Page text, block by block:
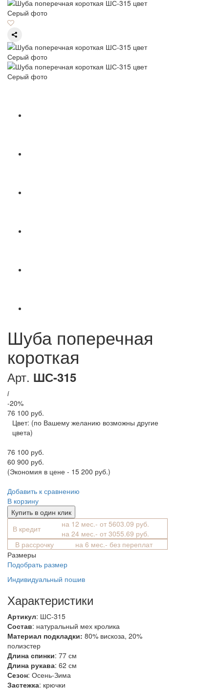
Шуба поперечная
короткая
Арт. ШС-315
i
-20%
76 100 руб.
Цвет: (по Вашему желанию возможны другие
цвета)
76 100 руб.
60 900 руб.
(Экономия в цене - 15 200 руб.)
Добавить к сравнению
В корзину
Купить в один клик
В кредит
на 12 мес.- от 5603.09 руб.
на 24 мес.- от 3055.69 руб.
В рассрочку
на 6 мес.- без переплат
Размеры
Подобрать размер
Индивидуальный пошив
Характеристики
Артикул: ШС-315
Состав: натуральный мех кролика
Материал подкладки: 80% вискоза, 20%
полиэстер
Длина спинки: 77 см
Длина рукава: 62 см
Сезон: Осень-Зима
Застежка: крючки